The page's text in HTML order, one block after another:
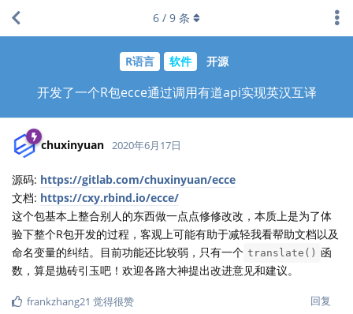
R语言 软件 开源
开发了一个R包ecce通过调用有道api实现英汉互译
6 / 9 条
chuxinyuan 2020年6月17日
源码: https://gitlab.com/chuxinyuan/ecce
文档: https://cxy.rbind.io/ecce/
这个包基本上整合别人的东西做一点点修修改改，本质上是为了体
验下整个R包开发的过程，客观上可能有助于减轻我看帮助文档以及
命名变量的纠结。目前功能还比较弱，只有一个 translate() 函
数，算是抛砖引玉吧！欢迎各路大神提出改进意见和建议。
回复
frankzhang21 觉得很赞